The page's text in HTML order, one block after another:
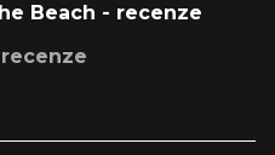
Beach - recenze